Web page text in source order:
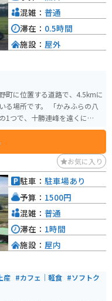
町に位置する道路で、4.5kmに
「かみふらの八
つで、十勝連峰を遠くに望み
めます。西11線とも呼ばれ、
混雑： 普通
滞在： 0.5時間
施設： 屋外
お気に入り
産 #カフェ｜軽食 #ソフトク
駐車： 駐車場あり
予算： 1500円
混雑： 普通
滞在： 1時間
施設： 屋内